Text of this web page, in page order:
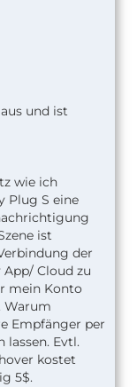
und ist
wie ich
Plug S eine
ist
der
Cloud zu
mein Konto
Warum
Empfänger per
Evtl.
kostet
5$.